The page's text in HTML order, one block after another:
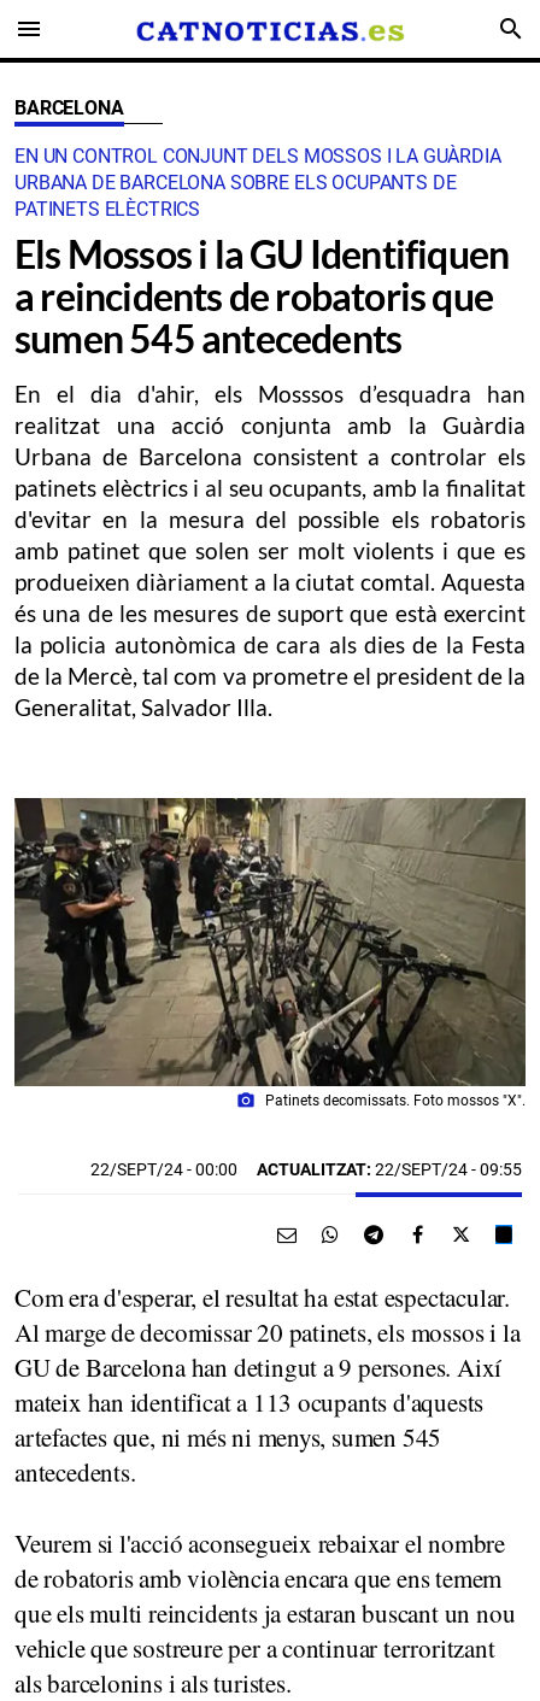
menu search
BARCELONA
EN UN CONTROL CONJUNT DELS MOSSOS I LA GUÀRDIA
URBANA DE BARCELONA SOBRE ELS OCUPANTS DE
PATINETS ELÈCTRICS
Els Mossos i la GU Identifiquen
a reincidents de robatoris que
sumen 545 antecedents
En el dia d'ahir, els Mosssos d’esquadra han
realitzat una acció conjunta amb la Guàrdia
Urbana de Barcelona consistent a controlar els
patinets elèctrics i al seu ocupants, amb la finalitat
d'evitar en la mesura del possible els robatoris
amb patinet que solen ser molt violents i que es
produeixen diàriament a la ciutat comtal. Aquesta
és una de les mesures de suport que està exercint
la policia autonòmica de cara als dies de la Festa
de la Mercè, tal com va prometre el president de la
Generalitat, Salvador Illa.
photo_camera Patinets decomissats. Foto mossos "X".
22/SEPT/24- 00:00 ACTUALITZAT: 22/SEPT/24 - 09:55
Com era d'esperar, el resultat ha estat espectacular.
Al marge de decomissar 20 patinets, els mossos i la
GU de Barcelona han detingut a 9 persones. Així
mateix han identificat a 113 ocupants d'aquests
artefactes que, ni més ni menys, sumen 545
antecedents.
Veurem si l'acció aconsegueix rebaixar el nombre
de robatoris amb violència encara que ens temem
que els multi reincidents ja estaran buscant un nou
vehicle que sostreure per a continuar terroritzant
als barcelonins i als turistes.